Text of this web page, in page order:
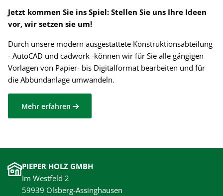
Jetzt kommen Sie ins Spiel: Stellen Sie uns Ihre Ideen
vor, wir setzen sie um!
Durch unsere modern ausgestattete Konstruktionsabteilung
- AutoCAD und cadwork -können wir für Sie alle gängigen
Vorlagen von Papier- bis Digitalformat bearbeiten und für
die Abbundanlage umwandeln.
Mehr erfahren
PIEPER HOLZ GMBH
Im Westfeld 2
59939 Olsberg-Assinghausen